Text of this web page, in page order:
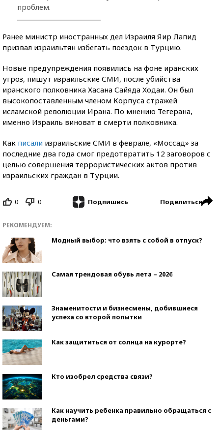
проблем.
Ранее министр иностранных дел Израиля Яир Лапид
призвал израильтян избегать поездок в Турцию.
Новые предупреждения появились на фоне иранских
угроз, пишут израильские СМИ, после убийства
иранского полковника Хасана Сайяда Ходаи. Он был
высокопоставленным членом Корпуса стражей
исламской революции Ирана. По мнению Тегерана,
именно Израиль виноват в смерти полковника.
Как писали израильские СМИ в феврале, «Моссад» за
последние два года смог предотвратить 12 заговоров с
целью совершения террористических актов против
израильских граждан в Турции.
0 0 Подпишись Поделиться
РЕКОМЕНДУЕМ:
Модный выбор: что взять с собой в отпуск?
Самая трендовая обувь лета – 2026
Знаменитости и бизнесмены, добившиеся
успеха со второй попытки
Как защититься от солнца на курорте?
Кто изобрел средства связи?
Как научить ребенка правильно обращаться с
деньгами?